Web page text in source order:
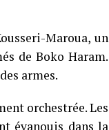
Maroua, un
de Boko Haram.
armes.
orchestrée. Les
évanouis dans la